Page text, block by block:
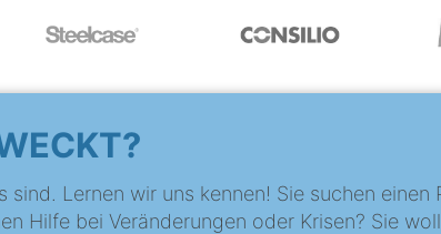
sind. Lernen wir uns kennen! Sie suchen einen
Hilfe bei Veränderungen oder Krisen? Sie